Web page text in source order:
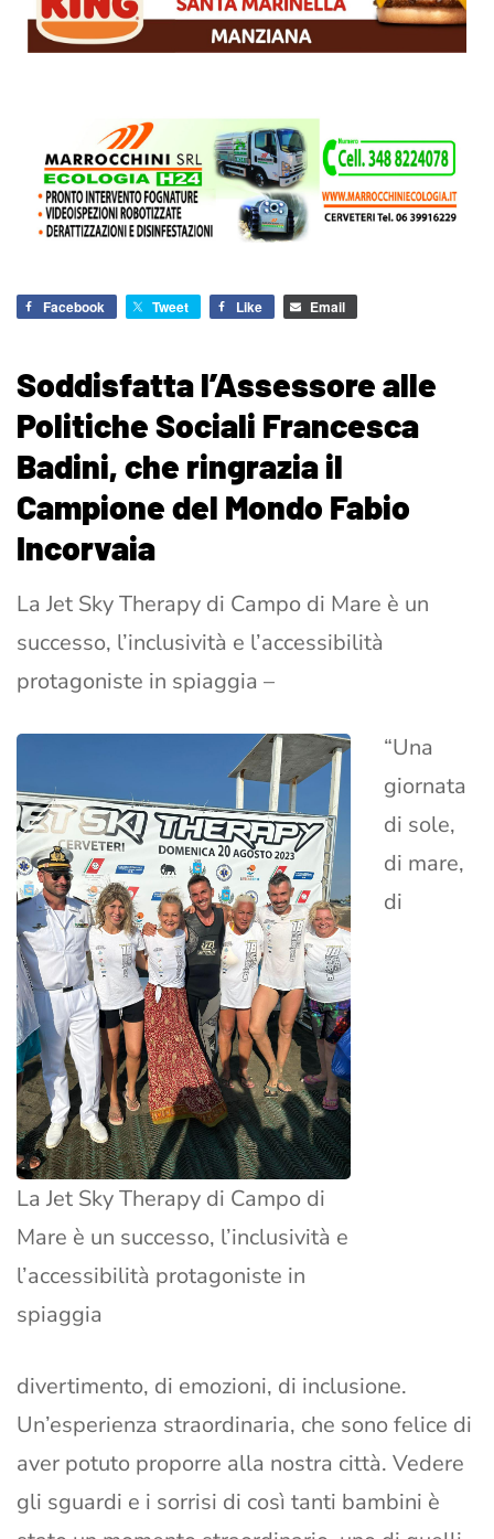
Facebook Tweet Like Email
Soddisfatta l’Assessore alle
Politiche Sociali Francesca
Badini, che ringrazia il
Campione del Mondo Fabio
Incorvaia
La Jet Sky Therapy di Campo di Mare è un
successo, l’inclusività e l’accessibilità
protagoniste in spiaggia –
La Jet Sky Therapy di Campo di
Mare è un successo, l’inclusività e
l’accessibilità protagoniste in
spiaggia
“Una
giornata
di sole,
di mare,
di
divertimento, di emozioni, di inclusione.
Un’esperienza straordinaria, che sono felice di
aver potuto proporre alla nostra città. Vedere
gli sguardi e i sorrisi di così tanti bambini è